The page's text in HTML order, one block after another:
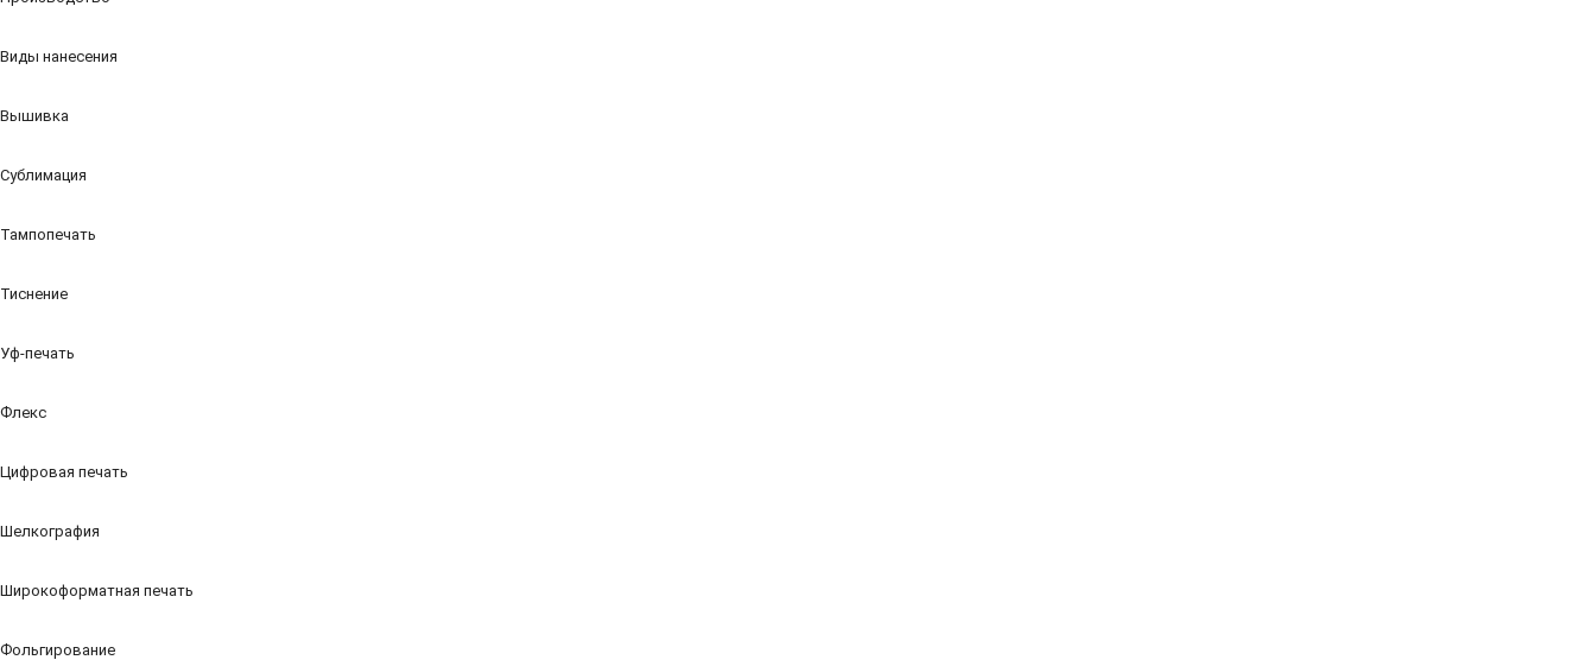
Виды нанесения
Вышивка
Сублимация
Тампопечать
Тиснение
Уф-печать
Флекс
Цифровая печать
Шелкография
Широкоформатная печать
Фольгирование